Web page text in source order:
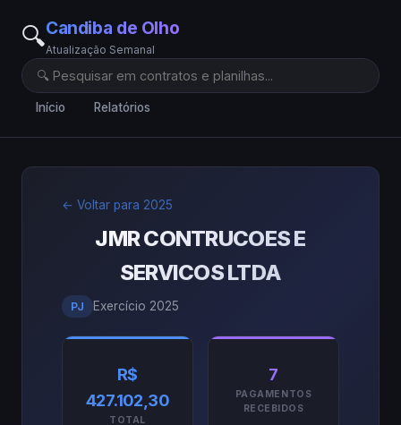
🔍Candiba de Olho
Atualização Semanal
Início Relatórios
← Voltar para 2025
JMR CONTRUCOES E
SERVICOS LTDA
PJ Exercício 2025
R$
427.102,30
TOTAL
7
PAGAMENTOS
RECEBIDOS